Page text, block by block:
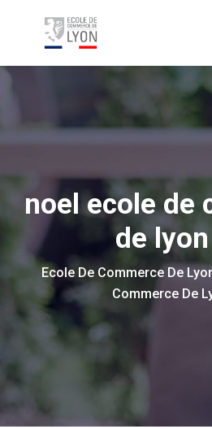
noel ecole de
de
Ecole De Commerce De
Commerce De